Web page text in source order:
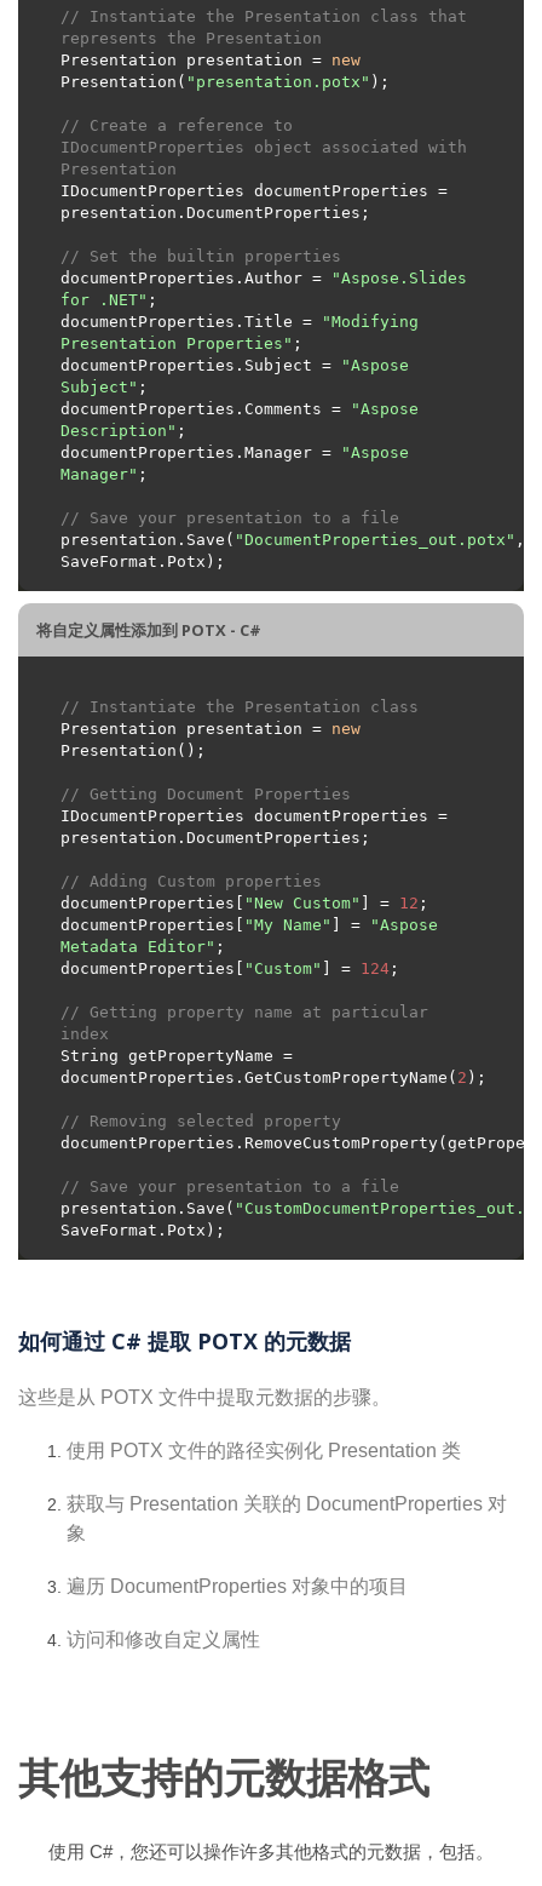
// Instantiate the Presentation class that
represents the Presentation
Presentation presentation = new
Presentation( "presentation.potx"
// Create a reference to
IDocumentProperties object associated with
Presentation
IDocumentProperties documentProperties =
// Set the builtin properties
documentProperties.Author =
"Aspose.Slides
for .NET"
documentProperties.Title =
"Modifying
Presentation Properties"
documentProperties.Subject =
"Aspose
Subject"
documentProperties.Comments =
"Aspose
Description"
documentProperties.Manager =
"Aspose
Manager"
// Save your presentation to a file
presentation.Save( "DocumentProperties_out.potx" ,
将自定义属性添加到 POTX - C#
// Instantiate the Presentation class
Presentation presentation = new
// Getting Document Properties
IDocumentProperties documentProperties =
// Adding Custom properties
documentProperties[
"New Custom" ] = 12
documentProperties[
"My Name" ] =
"Aspose
Metadata Editor"
documentProperties[
"Custom" ] = 124
// Getting property name at particular
index
String getPropertyName =
documentProperties.GetCustomPropertyName( 2
// Removing selected property
// Save your presentation to a file
presentation.Save(
如何通过 C# 提取 POTX 的元数据
这些是从 POTX 文件中提取元数据的步骤。
使用 POTX 文件的路径实例化 Presentation 类
获取与 Presentation 关联的 DocumentProperties 对
象
遍历 DocumentProperties 对象中的项目
访问和修改自定义属性
其他支持的元数据格式
使用 C#，您还可以操作许多其他格式的元数据，包括。